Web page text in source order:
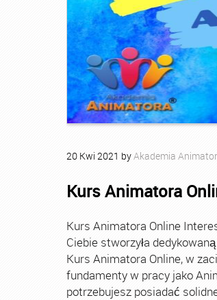
20 Kwi 2021 byAkademia
Kurs Animatora
Kurs Animatora Online
Ciebie stworzyła
Kurs Animatora Online, w
fundamenty w pracy jako
potrzebujesz posiadać